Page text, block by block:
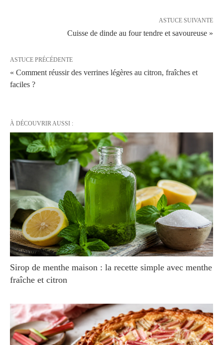
ASTUCE SUIVANTE
Cuisse de dinde au four tendre et savoureuse »
ASTUCE PRÉCÉDENTE
« Comment réussir des verrines légères au citron, fraîches et
faciles ?
À DÉCOUVRIR AUSSI :
Sirop de menthe maison : la recette simple avec menthe
fraîche et citron